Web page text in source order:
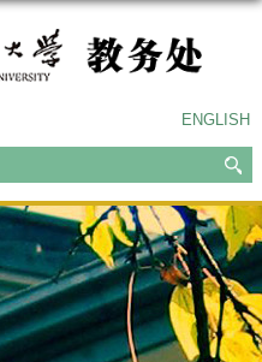
ENGLISH